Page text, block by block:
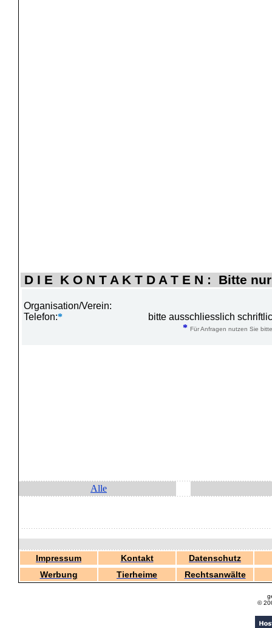
D I E K O N T A K T D A T E N : Bitte
Organisation/Verein:
Telefon:*
bitte ausschliesslich
* Für Anfragen nutzen Sie
Alle
Impressum Kontakt
Datenschutz
Werbung
Tierheime Rechtsanwälte
©